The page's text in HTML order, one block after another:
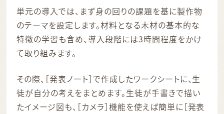
単元の導入では、まず身の回りの課題を基に製作物
のテーマを設定します。材料となる木材の基本的な
特徴の学習も含め、導入段階には3時間程度をかけ
て取り組みます。
その際、［発表ノート］で作成したワークシートに、生
徒が自分の考えをまとめます。生徒が手書きで描い
たイメージ図も、［カメラ］機能を使えば簡単に［発表